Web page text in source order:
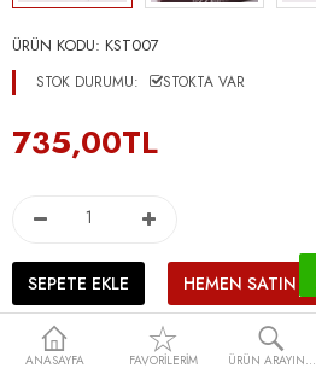
ANASAYFA FAVORILERIM ÜRÜN ARAYIN...
ÜRÜN KODU: KST007
STOK DURUMU: STOKTA VAR
735,00TL